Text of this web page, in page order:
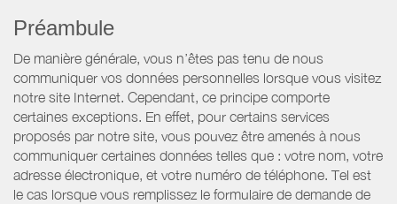
Préambule
De manière générale, vous n’êtes pas tenu de nous
communiquer vos données personnelles lorsque vous visitez
notre site Internet. Cependant, ce principe comporte
certaines exceptions. En effet, pour certains services
proposés par notre site, vous pouvez être amenés à nous
communiquer certaines données telles que : votre nom, votre
adresse électronique, et votre numéro de téléphone. Tel est
le cas lorsque vous remplissez le formulaire de demande de